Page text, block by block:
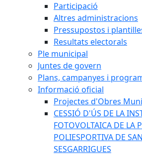
Participació
Altres administracions
Pressupostos i
Resultats electorals
Ple municipal
Juntes de govern
Plans, campanyes i
Informació oficial
Projectes d'Obres
CESSIÓ D'ÚS DE LA
FOTOVOLTAICA DE LA
POLIESPORTIVA DE
SESGARRIGUES